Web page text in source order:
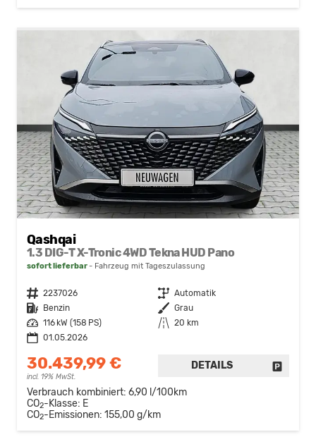
Qashqai
1.3 DIG-T X-Tronic 4WD Tekna HUD Pano
sofort lieferbar Fahrzeug mit Tageszulassung
Fahrzeugnr. 2237026 Getriebe Automatik
Kraftstoff
Benzin Außenfarbe Grau
Leistung
116 kW (158 PS) Kilometerstand
20 km
01.05.2026
30.439,99 €
incl. 19% MwSt.
DETAILS
Verbrauch kombiniert: 6,90 l/100km
CO2-Klasse: E
CO2-Emissionen: 155,00 g/km